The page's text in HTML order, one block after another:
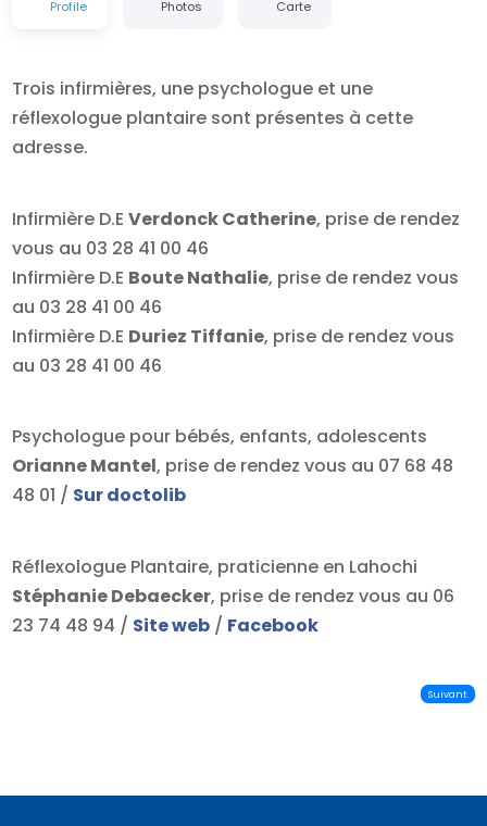
Profile Photos Carte
Trois infirmières, une psychologue et une
réflexologue plantaire sont présentes à cette
adresse.
Infirmière D.EVerdonck Catherine, prise de rendez
vous au 03 28 41 00 46
Infirmière D.E Boute Nathalie, prise de rendez vous
au 03 28 41 00 46
Infirmière D.E Duriez Tiffanie, prise de rendez vous
au 03 28 41 00 46
Psychologue pour bébés, enfants, adolescents
Orianne Mantel, prise de rendez vous au 07 68 48
48 01 / Sur doctolib
Réflexologue Plantaire, praticienne en Lahochi
Stéphanie Debaecker, prise de rendez vous au 06
23 74 48 94 / Site web / Facebook
Suivant